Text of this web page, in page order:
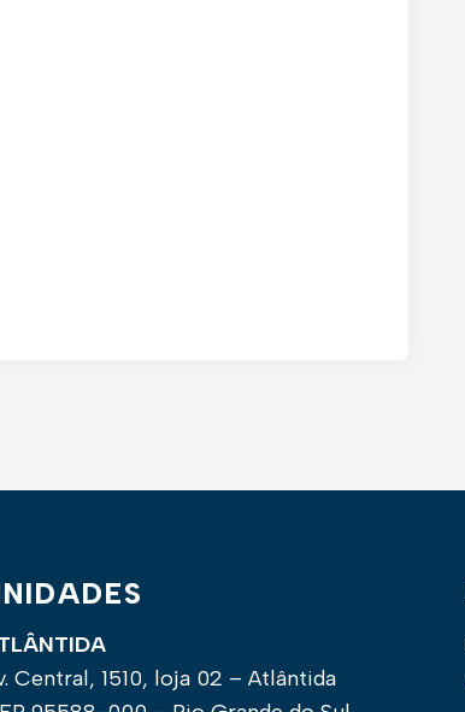
Central, 1510, loja 02 – Atlântida